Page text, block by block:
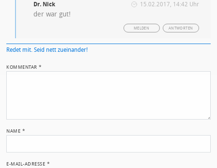
Dr. Nick 15.02.2017, 14:42 Uhr
der war gut!
ANTWORTEN
MELDEN
Redet mit. Seid nett zueinander!
KOMMENTAR*
NAME *
E-MAIL-ADRESSE *